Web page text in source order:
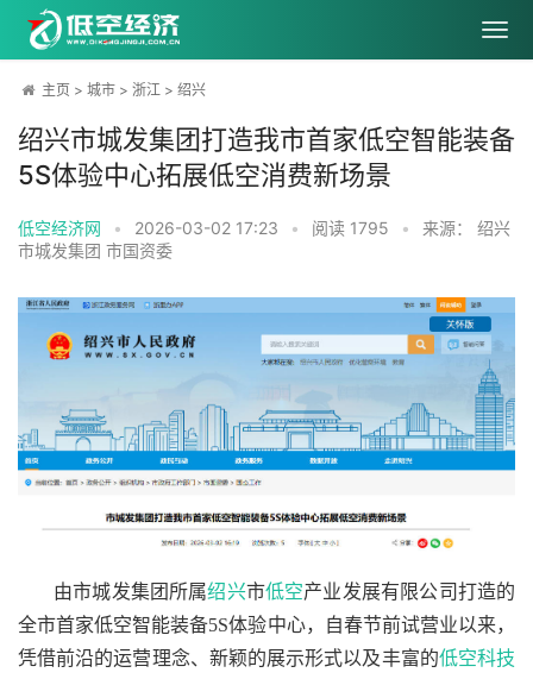
主页 > 城市 > 浙江 > 绍兴
绍兴市城发集团打造我市首家低空智能装备
5S体验中心拓展低空消费新场景
低空经济网 • 2026-03-02 17:23 • 阅读 1795 •
来源： 绍兴
市城发集团 市国资委
由市城发集团所属绍兴市低空产业发展有限公司打造的
全市首家低空智能装备5S体验中心，自春节前试营业以来，
凭借前沿的运营理念、新颖的展示形式以及丰富的低空科技